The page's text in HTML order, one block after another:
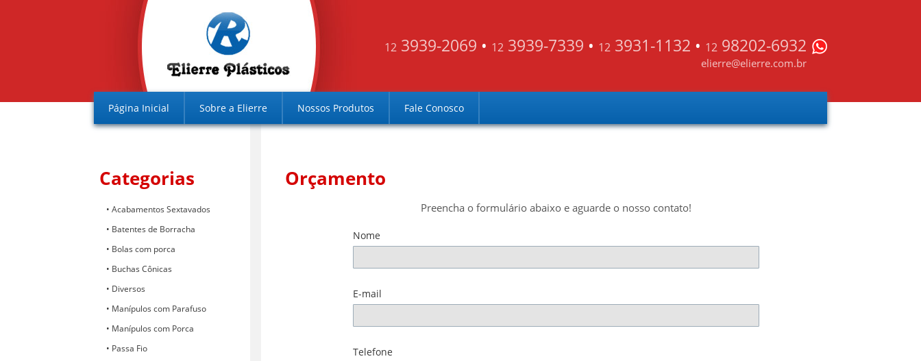
12 3939-2069 • 12 3939-7339 • 12 3931-1132 • 12 98202-6932
elierre@elierre.com.br
Página Inicial Sobre a Elierre Nossos Produtos Fale Conosco
Categorias
Acabamentos Sextavados
Batentes de Borracha
Bolas com porca
Buchas Cônicas
Diversos
Manípulos com Parafuso
Manípulos com Porca
Passa Fio
Orçamento
Preencha o formulário abaixo e aguarde o nosso contato!
Nome
E-mail
Telefone